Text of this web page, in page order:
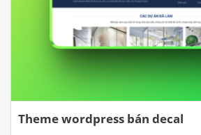
Theme wordpress bán decal